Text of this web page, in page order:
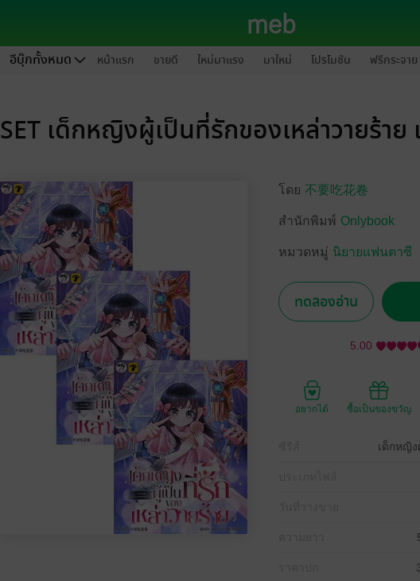
อีบุ๊กทั้งหมด หน้าแรก ขายดี ใหม่มาแรง มาใหม่ โปรโมชัน ฟรีกระจาย
SET เด็กหญิงผู้เป็นที่รักของเหล่าวายร้าย
โดย 不要吃花卷
สำนักพิมพ์ Onlybook
หมวดหมู่ นิยายแฟนตาซี
ทดลองอ่าน
5.00
อยากได้ ซื้อเป็นของขวัญ
เด็กหญิง